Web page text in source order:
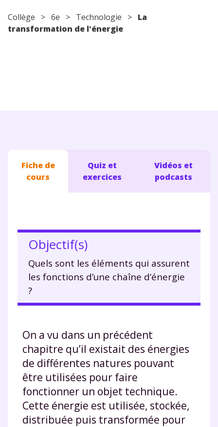
Collège > 6e > Technologie > La
transformation de l'énergie
Fiche de
cours
Quiz et
exercices
Vidéos et
podcasts
Objectif(s)
Quels sont les éléments qui assurent
les fonctions d’une chaîne d’énergie
?
On a vu dans un précédent
chapitre qu’il existait des énergies
de différentes natures pouvant
être utilisées pour faire
fonctionner un objet technique.
Cette énergie est utilisée, stockée,
distribuée puis transformée pour